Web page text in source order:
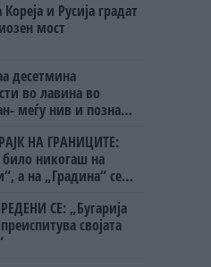
Кореја и Русија градат
мост
десетмина
во лавина во
меѓу нив и познат
НА ГРАНИЦИТЕ:
било никогаш на
а на „Градина“ се
СЕ: „Бугарија
својата